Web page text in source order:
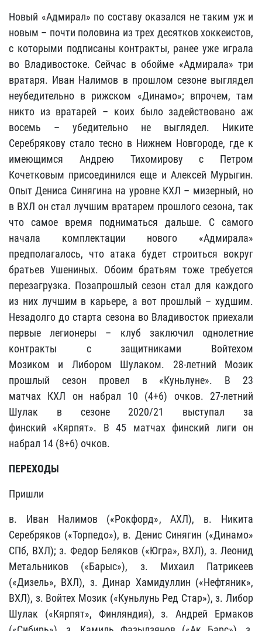
Новый «Адмирал» по составу оказался не таким уж и
новым – почти половина из трех десятков хоккеистов,
с которыми подписаны контракты, ранее уже играла
во Владивостоке. Сейчас в обойме «Адмирала» три
вратаря. Иван Налимов в прошлом сезоне выглядел
неубедительно в рижском «Динамо»; впрочем, там
никто из вратарей – коих было задействовано аж
восемь – убедительно не выглядел. Никите
Серебрякову стало тесно в Нижнем Новгороде, где к
имеющимся Андрею Тихомирову с Петром
Кочетковым присоединился еще и Алексей Мурыгин.
Опыт Дениса Синягина на уровне КХЛ – мизерный, но
в ВХЛ он стал лучшим вратарем прошлого сезона, так
что самое время подниматься дальше. С самого
начала комплектации нового «Адмирала»
предполагалось, что атака будет строиться вокруг
братьев Ушениных. Обоим братьям тоже требуется
перезагрузка. Позапрошлый сезон стал для каждого
из них лучшим в карьере, а вот прошлый – худшим.
Незадолго до старта сезона во Владивосток приехали
первые легионеры – клуб заключил однолетние
контракты с защитниками Войтехом
Мозиком и Либором Шулаком. 28-летний Мозик
прошлый сезон провел в «Куньлуне». В 23
матчах КХЛ он набрал 10 (4+6) очков. 27-летний
Шулак в сезоне 2020/21 выступал за
финский «Кярпят». В 45 матчах финский лиги он
набрал 14 (8+6) очков.
ПЕРЕХОДЫ
Пришли
в. Иван Налимов («Рокфорд», АХЛ), в. Никита
Серебряков («Торпедо»), в. Денис Синягин («Динамо»
СПб, ВХЛ); з. Федор Беляков («Югра», ВХЛ), з. Леонид
Метальников («Барыс»), з. Михаил Патрикеев
(«Дизель», ВХЛ), з. Динар Хамидуллин («Нефтяник»,
ВХЛ), з. Войтех Мозик («Куньлунь Ред Стар»), з. Либор
Шулак («Кярпят», Финляндия), з. Андрей Ермаков